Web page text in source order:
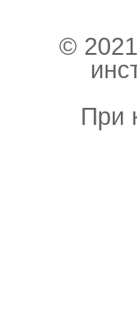
©
При